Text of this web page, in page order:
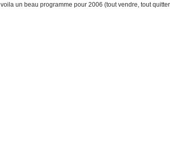
voila un beau programme pour 2006 (tout vendre, tout